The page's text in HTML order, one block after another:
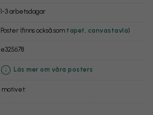
1-3 arbetsdagar
Poster (finns också som tapet canvastavla)
e325678
Läs mer om våra posters
motivet: